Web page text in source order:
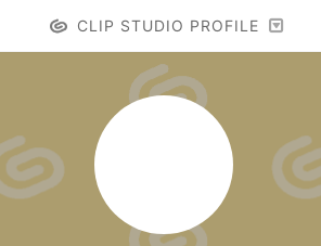
CLIP STUDIO PROFILE